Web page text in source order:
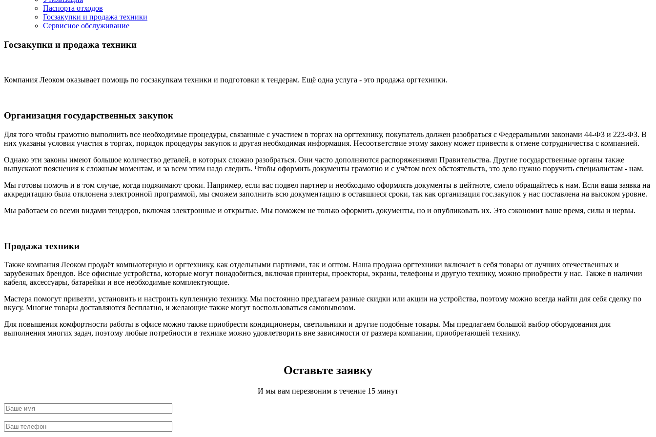
Паспорта отходов
Госзакупки и продажа техники
Сервисное обслуживание
Госзакупки и продажа техники
Компания Леоком оказывает помощь по госзакупкам техники и подготовки к тендерам. Ещё одна услуга - это продажа оргтехники.
Организация государственных закупок
Для того чтобы грамотно выполнить все необходимые процедуры, связанные с участием в торгах на оргтехнику, покупатель должен разобраться с Федеральными законами 44-ФЗ и 223-ФЗ. В
них указаны условия участия в торгах, порядок процедуры закупок и другая необходимая информация. Несоответствие этому закону может привести к отмене сотрудничества с компанией.
Однако эти законы имеют большое количество деталей, в которых сложно разобраться. Они часто дополняются распоряжениями Правительства. Другие государственные органы также
выпускают пояснения к сложным моментам, и за всем этим надо следить. Чтобы оформить документы грамотно и с учётом всех обстоятельств, это дело нужно поручить специалистам - нам.
Мы готовы помочь и в том случае, когда поджимают сроки. Например, если вас подвел партнер и необходимо оформлять документы в цейтноте, смело обращайтесь к нам. Если ваша заявка на
аккредитацию была отклонена электронной программой, мы сможем заполнить всю документацию в оставшиеся сроки, так как организация гос.закупок у нас поставлена на высоком уровне.
Мы работаем со всеми видами тендеров, включая электронные и открытые. Мы поможем не только оформить документы, но и опубликовать их. Это сэкономит ваше время, силы и нервы.
Продажа техники
Также компания Леоком продаёт компьютерную и оргтехнику, как отдельными партиями, так и оптом. Наша продажа оргтехники включает в себя товары от лучших отечественных и
зарубежных брендов. Все офисные устройства, которые могут понадобиться, включая принтеры, проекторы, экраны, телефоны и другую технику, можно приобрести у нас. Также в наличии
кабеля, аксессуары, батарейки и все необходимые комплектующие.
Мастера помогут привезти, установить и настроить купленную технику. Мы постоянно предлагаем разные скидки или акции на устройства, поэтому можно всегда найти для себя сделку по
вкусу. Многие товары доставляются бесплатно, и желающие также могут воспользоваться самовывозом.
Для повышения комфортности работы в офисе можно также приобрести кондиционеры, светильники и другие подобные товары. Мы предлагаем большой выбор оборудования для
выполнения многих задач, поэтому любые потребности в технике можно удовлетворить вне зависимости от размера компании, приобретающей технику.
Оставьте заявку
И мы вам перезвоним в течение 15 минут